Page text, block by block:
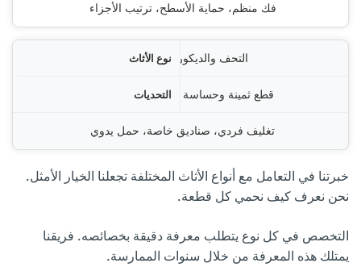
فك منظم، حماية الأسطح، ترتيب الأجزاء
التحف والديكورات
قطع ثمينة وحساسة جداً
تغليف فردي، صناديق خاصة، حمل يدوي
خبرتنا في التعامل مع أنواع الأثاث المختلفة تجعلنا الخيار الأمثل.
نحن نعرف كيف نحمي كل قطعة.
التخصص في كل نوع يتطلب معرفة دقيقة بخصائصه. فريقنا
يمتلك هذه المعرفة من خلال سنوات الممارسة.